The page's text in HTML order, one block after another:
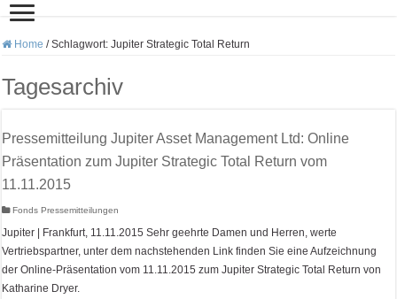
Home / Schlagwort:Jupiter Strategic Total Return
Tagesarchiv
Pressemitteilung Jupiter Asset Management Ltd: Online
Präsentation zum Jupiter Strategic Total Return vom
11.11.2015
Fonds Pressemitteilungen
Jupiter | Frankfurt, 11.11.2015 Sehr geehrte Damen und Herren, werte
Vertriebspartner, unter dem nachstehenden Link finden Sie eine Aufzeichnung
der Online-Präsentation vom 11.11.2015 zum Jupiter Strategic Total Return von
Katharine Dryer.